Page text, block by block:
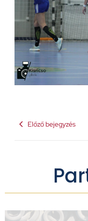
Előző bejegyzés